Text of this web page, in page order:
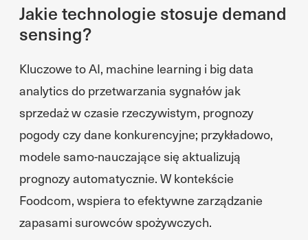
Jakie technologie stosuje demand
sensing?
Kluczowe to AI, machine learning i big data
analytics do przetwarzania sygnałów jak
sprzedaż w czasie rzeczywistym, prognozy
pogody czy dane konkurencyjne; przykładowo,
modele samo-nauczające się aktualizują
prognozy automatycznie. W kontekście
Foodcom, wspiera to efektywne zarządzanie
zapasami surowców spożywczych.